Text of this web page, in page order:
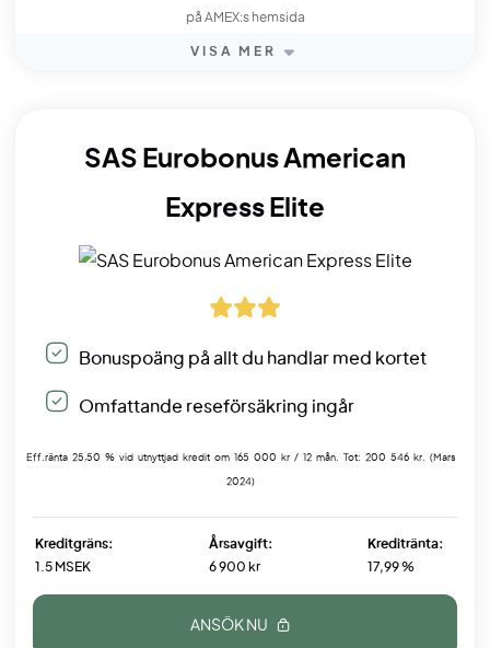
på AMEX:s hemsida
VISA MER
SAS Eurobonus American
Express Elite
Bonuspoäng på allt du handlar med kortet
Omfattande reseförsäkring ingår
Eff.ränta 25,50 % vid utnyttjad kredit om 165 000 kr / 12 mån. Tot: 200 546 kr. (Mars
2024)
Kreditgräns:
1.5 MSEK
Årsavgift:
6 900 kr
Kreditränta:
17,99 %
ANSÖK NU